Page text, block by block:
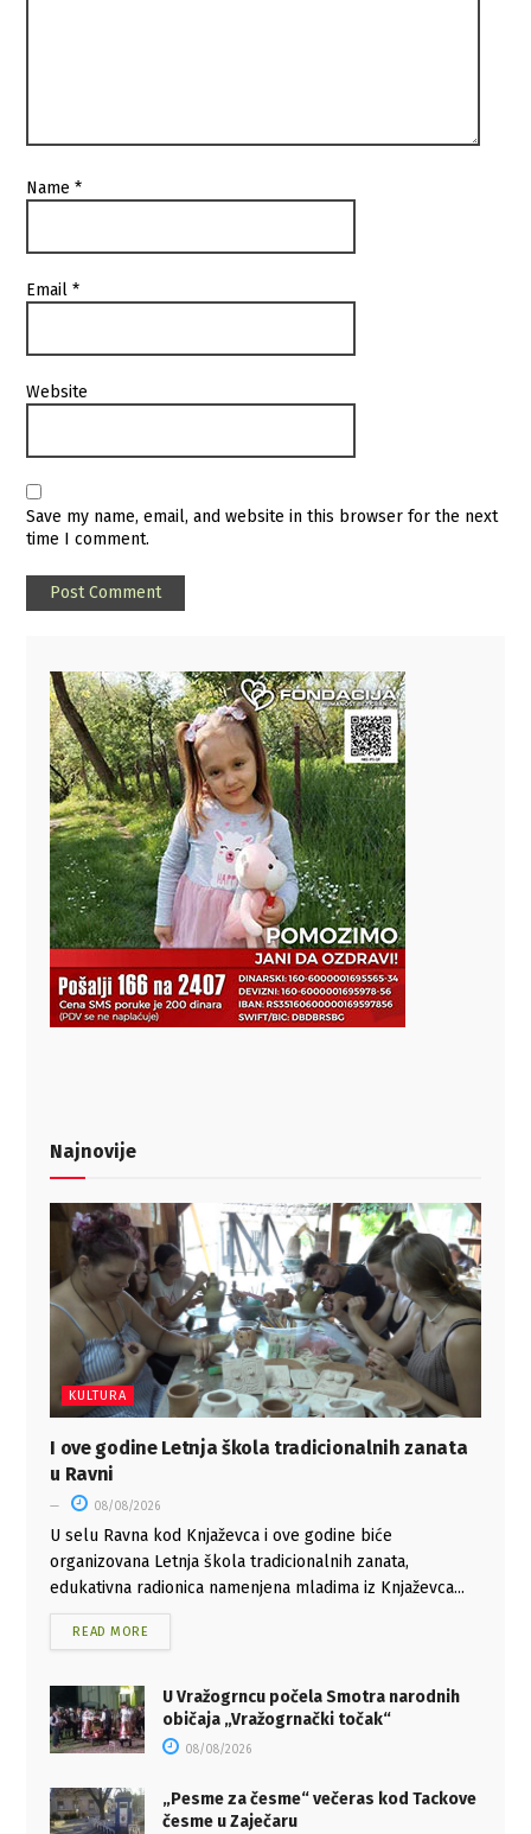
Name*
Email*
Website
Save my name, email, and website in this browser for the next
time I comment.
Najnovije
KULTURA
I ove godine Letnja škola tradicionalnih zanata
u Ravni
08/08/2026
U selu Ravna kod Knjaževca i ove godine biće
organizovana Letnja škola tradicionalnih zanata,
edukativna radionica namenjena mladima iz Knjaževca...
READ MORE
U Vražogrncu počela Smotra narodnih
običaja „Vražogrnački točak“
08/08/2026
„Pesme za česme“ večeras kod Tackove
česme u Zaječaru